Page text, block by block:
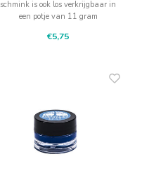
schmink is ook los verkrijgbaar in
een potje van 11 gram
€5,75